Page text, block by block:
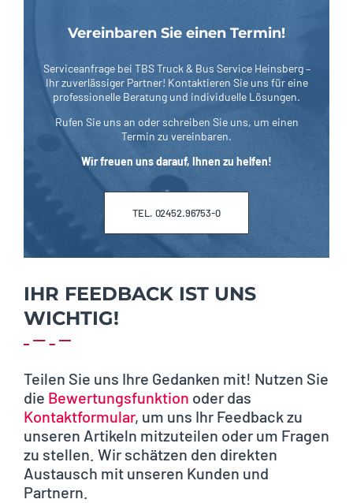
Vereinbaren Sie einen Termin!
Serviceanfrage bei TBS Truck & Bus Service Heinsberg –
Ihr zuverlässiger Partner! Kontaktieren Sie uns für eine
professionelle Beratung und individuelle Lösungen.
Rufen Sie uns an oder schreiben Sie uns, um einen
Termin zu vereinbaren.
Wir freuen uns darauf, Ihnen zu helfen!
TEL. 02452.96753-0
IHR FEEDBACK IST UNS
WICHTIG!
Teilen Sie uns Ihre Gedanken mit! Nutzen Sie
die Bewertungsfunktion oder das
Kontaktformular, um uns Ihr Feedback zu
unseren Artikeln mitzuteilen oder um Fragen
zu stellen. Wir schätzen den direkten
Austausch mit unseren Kunden und
Partnern.